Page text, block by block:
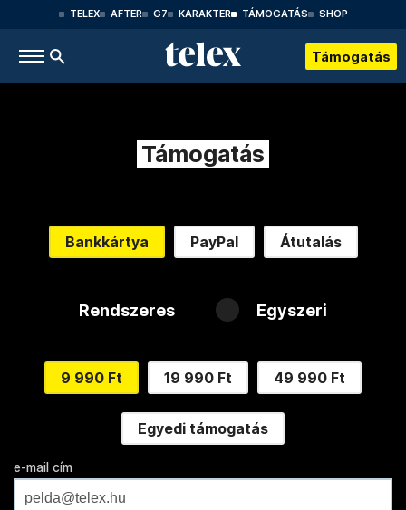
TELEX AFTER G7 KARAKTER TÁMOGATÁS SHOP
Támogatás
Támogatás
Bankkártya PayPal Átutalás
Rendszeres Egyszeri
9 990 Ft 19 990 Ft 49 990 Ft
Egyedi támogatás
e-mail cím